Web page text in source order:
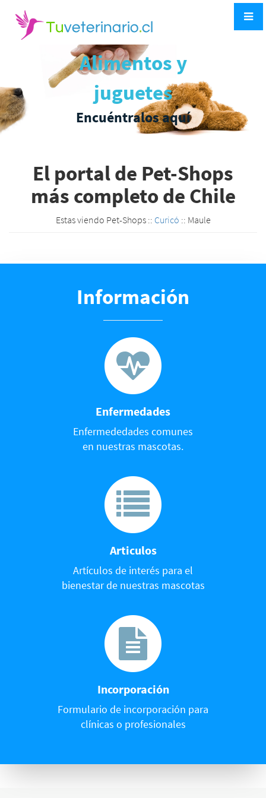
Alimentos y
juguetes
Encuéntralos aquí
El portal de Pet-Shops
más completo de Chile
Estas viendo Pet-Shops :: Curicó :: Maule
Información
Enfermedades
Enfermededades comunes
en nuestras mascotas.
Articulos
Artículos de interés para el
bienestar de nuestras mascotas
Incorporación
Formulario de incorporación para
clínicas o profesionales